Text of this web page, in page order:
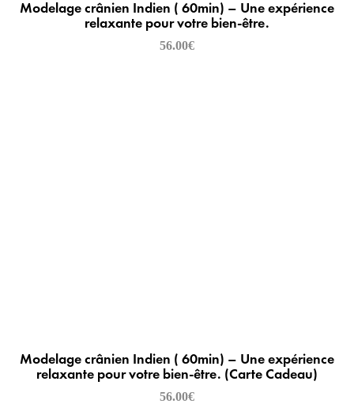
Modelage crânien Indien ( 60min) – Une expérience
relaxante pour votre bien-être.
56.00€
Modelage crânien Indien ( 60min) – Une expérience
relaxante pour votre bien-être. (Carte Cadeau)
56.00€